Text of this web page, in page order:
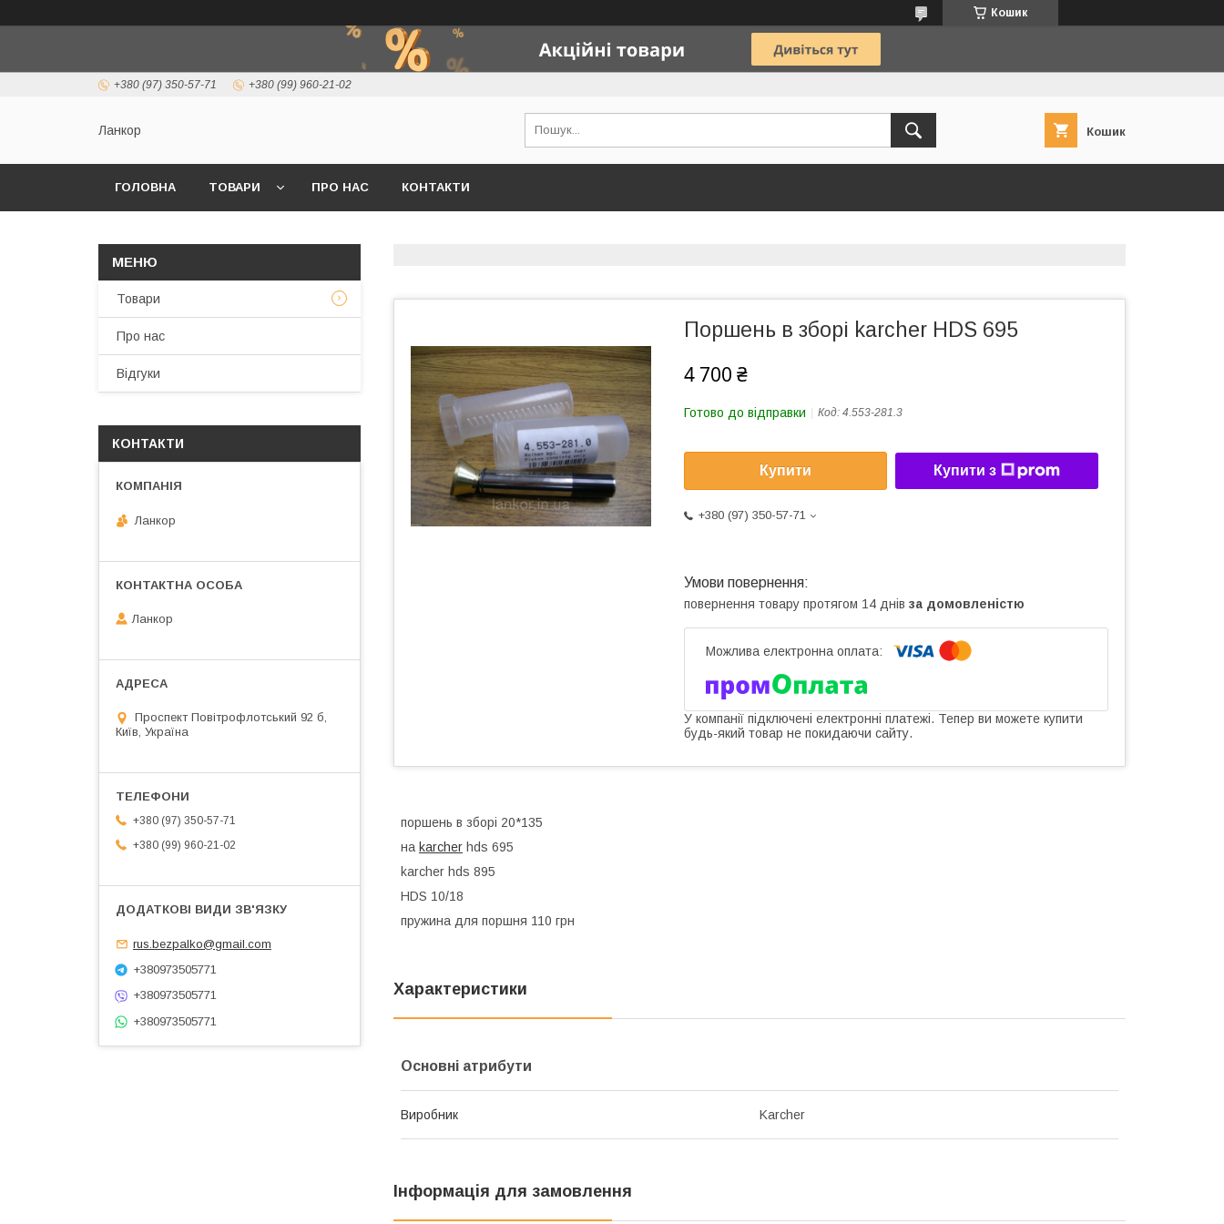
Кошик
+380 (97) 350-57-71 +380 (99) 960-21-02
Ланкор Кошик
ГОЛОВНА ТОВАРИ ПРО НАС КОНТАКТИ
Поршень в зборі karcher HDS 695
4 700 ₴
Готово до відправки Код: 4.553-281.3
Купити Купити з
+380 (97) 350-57-71
повернення товару протягом 14 днів за домовленістю
У компанії підключені електронні платежі. Тепер ви можете купити
будь-який товар не покидаючи сайту.
поршень в зборі 20*135
на karcher hds 695
karcher hds 895
HDS 10/18
пружина для поршня 110 грн
Характеристики
Основні атрибути
Виробник Karcher
Інформація для замовлення
Товари
Про нас
Відгуки
КОНТАКТИ
Ланкор
Ланкор
Проспект Повітрофлотський 92 б,
Київ, Україна
+380 (97) 350-57-71
+380 (99) 960-21-02
rus.bezpalko@gmail.com
+380973505771
+380973505771
+380973505771